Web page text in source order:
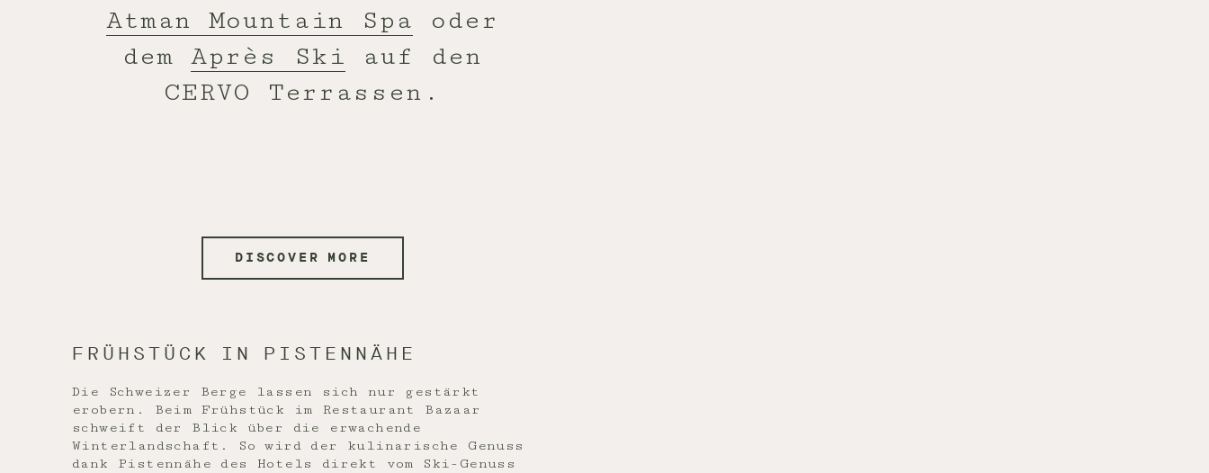
Atman Mountain Spa oder
dem Après Ski auf den
CERVO Terrassen.
DISCOVER MORE
FRÜHSTÜCK IN PISTENNÄHE
Die Schweizer Berge lassen sich nur gestärkt
erobern. Beim Frühstück im Restaurant Bazaar
schweift der Blick über die erwachende
Winterlandschaft. So wird der kulinarische Genuss
dank Pistennähe des Hotels direkt vom Ski-Genuss